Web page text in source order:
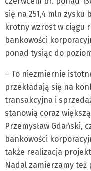
się na 251,4 mln zysku
krotny wzrost w ciągu
bankowości
ponad tysiąc do
– To niezmiernie
przekładają się na
transakcyjna i
stanowią coraz
Przemysław Gdański,
bankowości
także realizacja
Nadal zamierzamy też